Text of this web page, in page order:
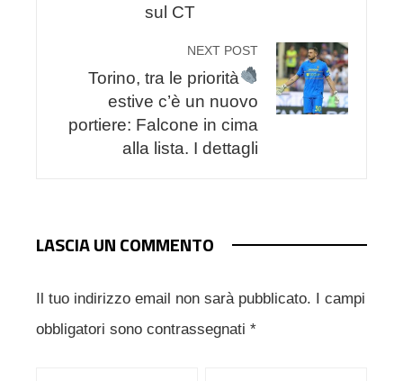
sul CT
NEXT POST
Torino, tra le priorità
estive c’è un nuovo
portiere: Falcone in cima
alla lista. I dettagli
LASCIA UN COMMENTO
Il tuo indirizzo email non sarà pubblicato.
I campi
obbligatori sono contrassegnati *